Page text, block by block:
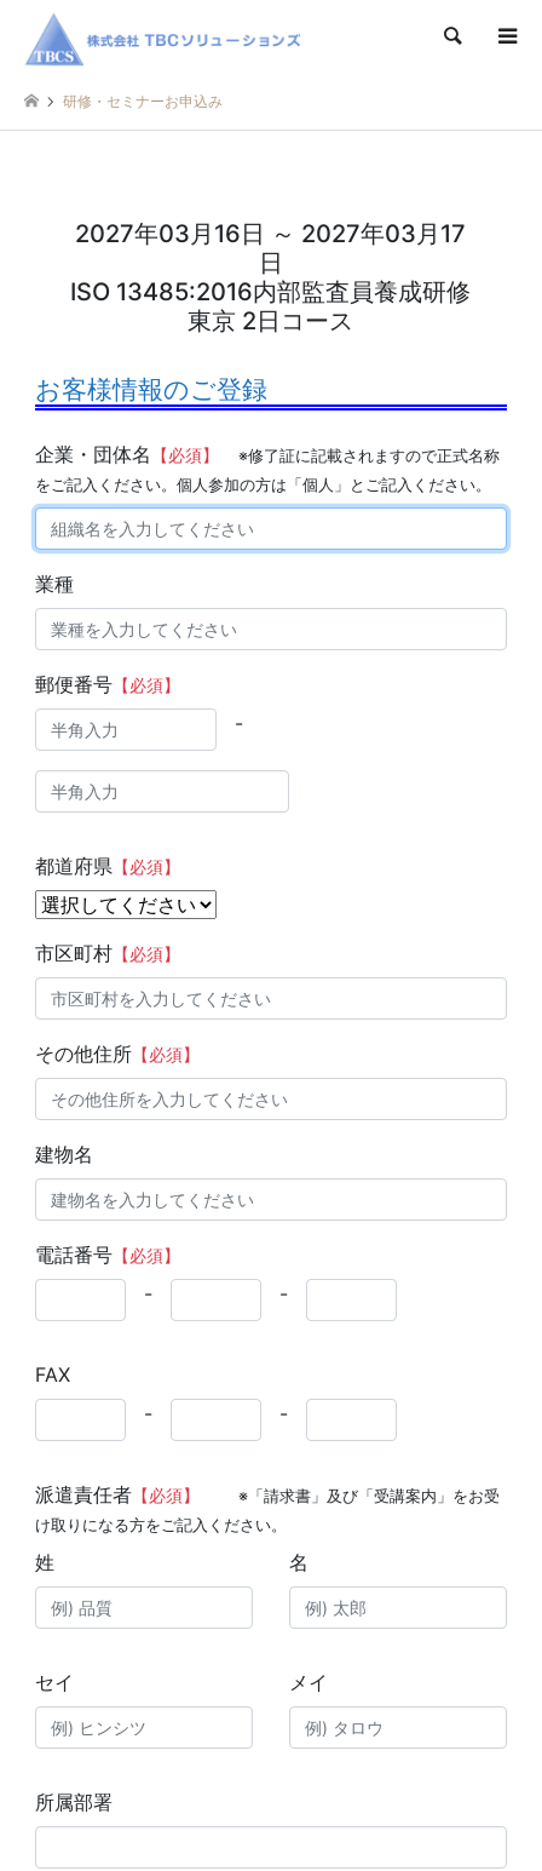
検索
研修・セミナーお申込み
2027年03月16日 ～ 2027年03月17
日
ISO 13485:2016内部監査員養成研修
東京 2日コース
お客様情報のご登録
企業・団体名 【必須】
※修了証に記載されますので正式名称
をご記入ください。個人参加の方は「個人」とご記入ください。
業種
郵便番号【必須】
-
都道府県 【必須】
市区町村【必須】
その他住所【必須】
建物名
電話番号【必須】
- -
FAX
-
-
派遣責任者【必須】
※「請求書」及び「受講案内」をお受
け取りになる方をご記入ください。
姓 名
セイ メイ
所属部署